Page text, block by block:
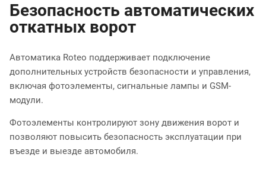
Безопасность автоматических
откатных ворот
Автоматика Roteo поддерживает подключение
дополнительных устройств безопасности и управления,
включая фотоэлементы, сигнальные лампы и GSM-
модули.
Фотоэлементы контролируют зону движения ворот и
позволяют повысить безопасность эксплуатации при
въезде и выезде автомобиля.